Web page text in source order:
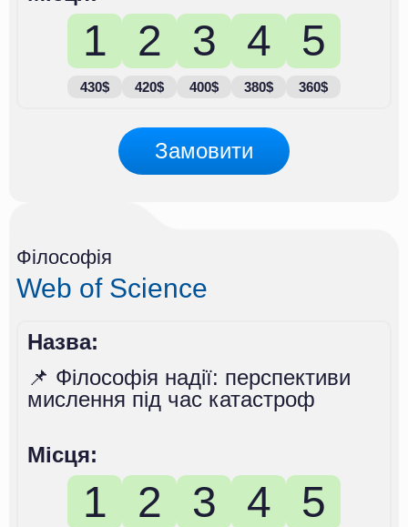
1
430$
2
420$
3
400$
4
380$
5
360$
Замовити
Філософія
Web of Science
Назва:
📌 Філософія надії: перспективи
мислення під час катастроф
Місця:
1 2 3 4 5